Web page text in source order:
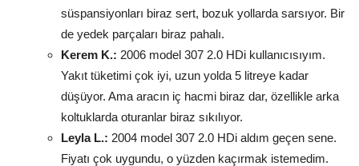
süspansiyonları biraz sert, bozuk yollarda sarsıyor. Bir
de yedek parçaları biraz pahalı.
Kerem K.: 2006 model 307 2.0 HDi kullanıcısıyım.
Yakıt tüketimi çok iyi, uzun yolda 5 litreye kadar
düşüyor. Ama aracın iç hacmi biraz dar, özellikle arka
koltuklarda oturanlar biraz sıkılıyor.
Leyla L.: 2004 model 307 2.0 HDi aldım geçen sene.
Fiyatı çok uygundu, o yüzden kaçırmak istemedim.